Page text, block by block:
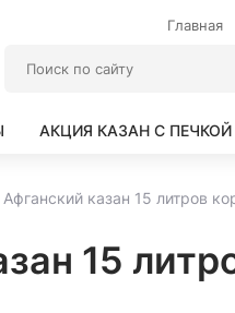
Главная
АКЦИЯ КАЗАН С ПЕЧКОЙ
Афганский казан 15 литров
15